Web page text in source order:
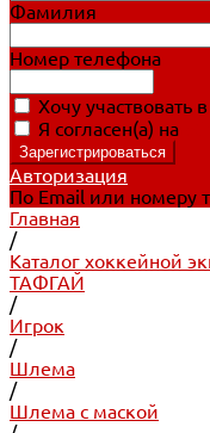
Фамилия
Номер телефона
Хочу участвовать
Я согласен(а) на
Авторизация
По Email или номеру
Главная
/
Каталог хоккейной
ТАФГАЙ
/
Игрок
/
Шлема
/
Шлема с маской